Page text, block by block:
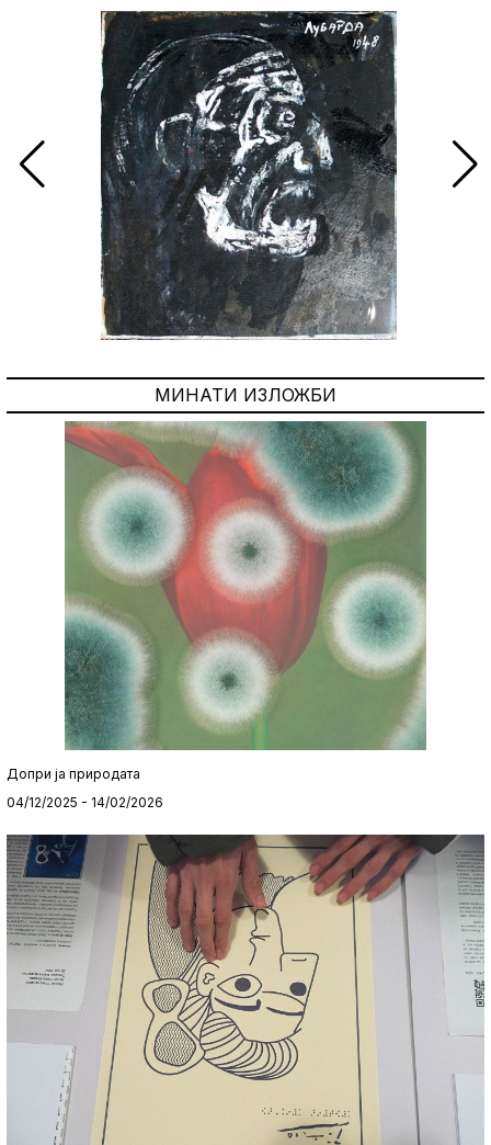
МИНАТИ ИЗЛОЖБИ
Допри ја природата
04/12/2025 - 14/02/2026